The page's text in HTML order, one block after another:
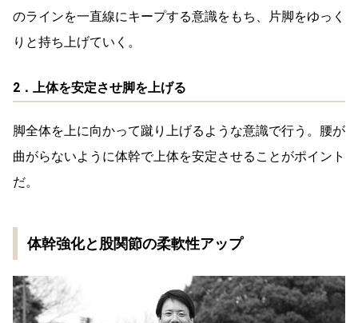
のラインを一直線にキープする意識をもち、片脚をゆっく
りと持ち上げていく。
2．上体を安定させ脚を上げる
脚全体を上に向かって蹴り上げるような意識で行う。腰が
曲がらないように体幹で上体を安定させることがポイント
だ。
体幹強化と股関節の柔軟性アップ